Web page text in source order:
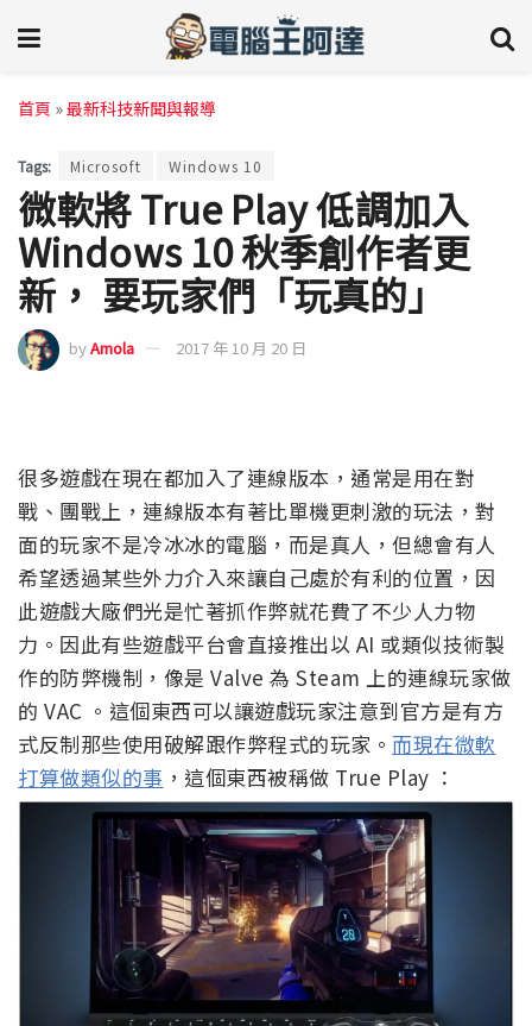
首頁 »最新科技新聞與報導
Tags: Microsoft Windows 10
微軟將 True Play 低調加入
Windows 10 秋季創作者更
新， 要玩家們「玩真的」
byAmola 2017 年 10 月 20 日
很多遊戲在現在都加入了連線版本，通常是用在對
戰、團戰上，連線版本有著比單機更刺激的玩法，對
面的玩家不是冷冰冰的電腦，而是真人，但總會有人
希望透過某些外力介入來讓自己處於有利的位置，因
此遊戲大廠們光是忙著抓作弊就花費了不少人力物
力。因此有些遊戲平台會直接推出以 AI 或類似技術製
作的防弊機制，像是 Valve 為 Steam 上的連線玩家做
的 VAC 。這個東西可以讓遊戲玩家注意到官方是有方
式反制那些使用破解跟作弊程式的玩家。 而現在微軟
打算做類似的事 ，這個東西被稱做 True Play ：